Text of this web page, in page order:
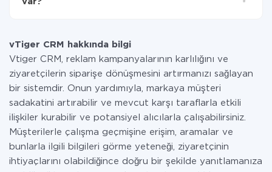
diğerine aktarılan veri miktarı için ödeme yaparsınız.
vTiger CRM hakkında bilgi
Vtiger CRM, reklam kampanyalarının karlılığını ve
ziyaretçilerin siparişe dönüşmesini artırmanızı sağlayan
bir sistemdir. Onun yardımıyla, markaya müşteri
sadakatini artırabilir ve mevcut karşı taraflarla etkili
ilişkiler kurabilir ve potansiyel alıcılarla çalışabilirsiniz.
Müşterilerle çalışma geçmişine erişim, aramalar ve
bunlarla ilgili bilgileri görme yeteneği, ziyaretçinin
ihtiyaçlarını olabildiğince doğru bir şekilde yanıtlamanıza